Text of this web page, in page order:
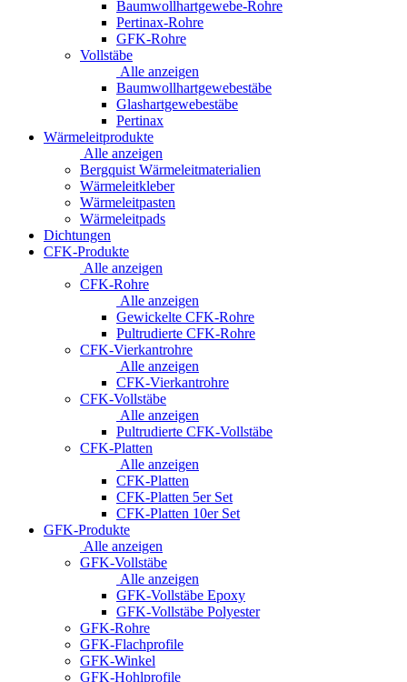
Baumwollhartgewebe-Rohre
Pertinax-Rohre
GFK-Rohre
Vollstäbe
Alle anzeigen
Baumwollhartgewebestäbe
Glashartgewebestäbe
Pertinax
Wärmeleitprodukte
Alle anzeigen
Bergquist Wärmeleitmaterialien
Wärmeleitkleber
Wärmeleitpasten
Wärmeleitpads
Dichtungen
CFK-Produkte
Alle anzeigen
CFK-Rohre
Alle anzeigen
Gewickelte CFK-Rohre
Pultrudierte CFK-Rohre
CFK-Vierkantrohre
Alle anzeigen
CFK-Vierkantrohre
CFK-Vollstäbe
Alle anzeigen
Pultrudierte CFK-Vollstäbe
CFK-Platten
Alle anzeigen
CFK-Platten
CFK-Platten 5er Set
CFK-Platten 10er Set
GFK-Produkte
Alle anzeigen
GFK-Vollstäbe
Alle anzeigen
GFK-Vollstäbe Epoxy
GFK-Vollstäbe Polyester
GFK-Rohre
GFK-Flachprofile
GFK-Winkel
GFK-Hohlprofile